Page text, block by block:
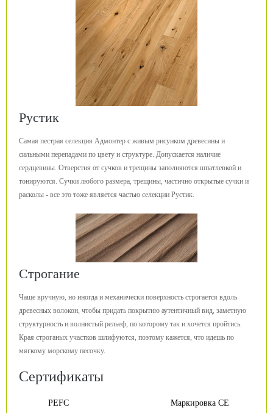
Рустик
Самая пестрая селекция Адмонтер с живым рисунком древесины и
сильными перепадами по цвету и структуре. Допускается наличие
сердцевины. Отверстия от сучков и трещины заполняются шпатлевкой и
тонируются. Сучки любого размера, трещины, частично открытые сучки и
расколы - все это тоже является частью селекции Рустик.
Строгание
Чаще вручную, но иногда и механически поверхность строгается вдоль
древесных волокон, чтобы придать покрытию аутентичный вид, заметную
структурность и волнистый рельеф, по которому так и хочется пройтись.
Края строганых участков шлифуются, поэтому кажется, что идешь по
мягкому морскому песочку.
Сертификаты
Маркировка CE
PEFC